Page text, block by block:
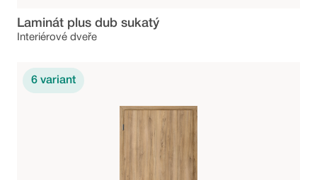
Laminát plus dub sukatý
Interiérové dveře
6 variant